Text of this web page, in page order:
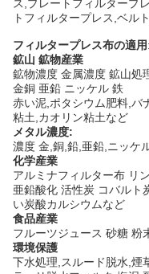
ス,プレートフィルタープ
トフィルタープレス,ベル
フィルタープレス布の適用:
鉱山 鉱物産業
鉱物濃度 金属濃度 鉱山処
金銅 亜鉛 ニッケル 鉄
赤い泥,ポタシウム肥料,バ
粘土,カオリン粘土など
メタル濃度:
濃度 金,銅,鉛,亜鉛,ニッケ
化学産業
アルミナフィルター布 リ
亜鉛酸化 活性炭 コバルト
い炭酸カルシウムなど
食品産業
フルーツジュース 砂糖 粉
環境保護
下水処理,スルード脱水,煙